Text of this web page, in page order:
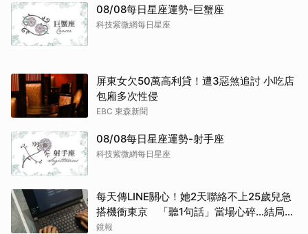
08/08每日星座運勢-巨蟹座
科技紫微網每日星座
屏東女欠50萬高利貸！遭3惡煞追討 小吃店
包廂多次性侵
EBC 東森新聞
08/08每日星座運勢-射手座
科技紫微網每日星座
每天傳LINE關心！她2天聯絡不上25歲兒急
搭機衝東京 「聽1句話」當場心碎...結局看
哭網
鏡報